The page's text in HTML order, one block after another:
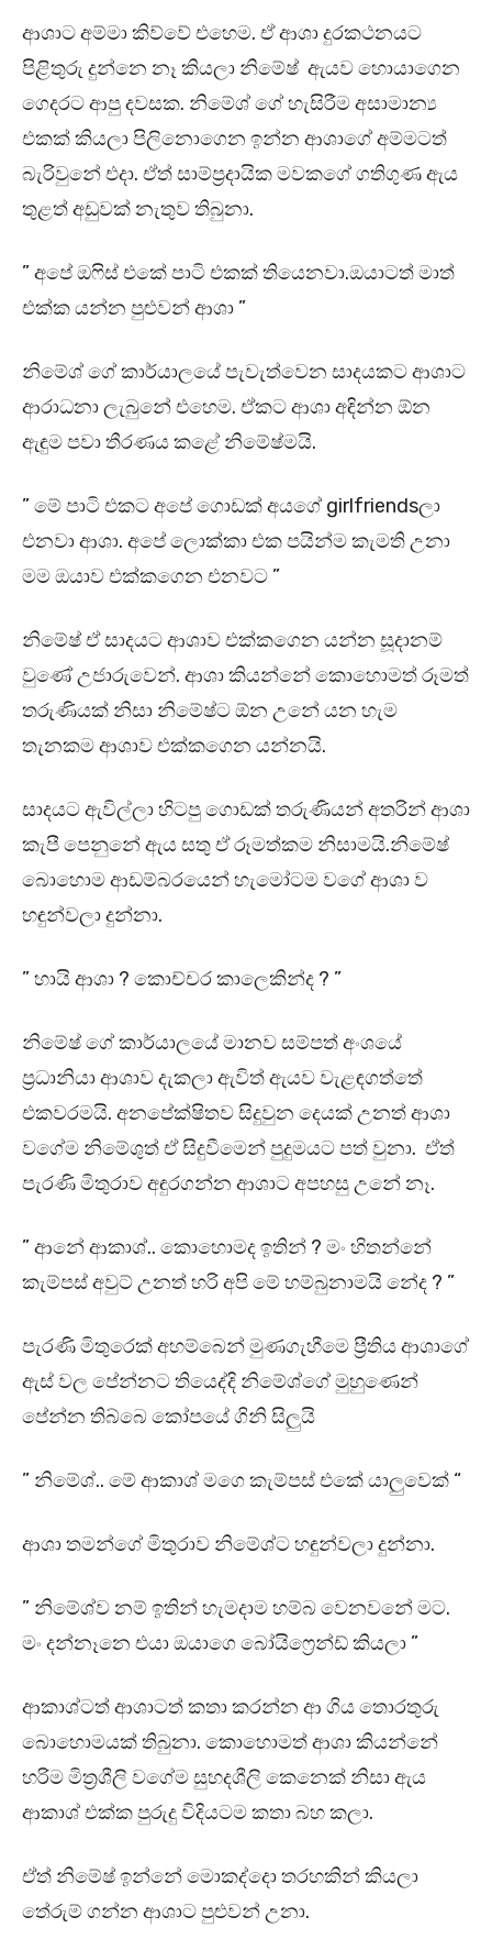
ආශාට අම්මා කිව්වේ එහෙම. ඒ ආශා දුරකථනයට
පිළිතුරු දුන්නෙ නෑ කියලා නිමේෂ් ඇයව හොයාගෙන
ගෙදරට ආපු දවසක. නිමේශ් ගේ හැසිරීම අසාමාන්‍ය
එකක් කියලා පිලිනොගෙන ඉන්න ආශාගේ අම්මටත්
බැරිවුනේ එදා. ඒත් සාම්ප්‍රදායික මවකගේ ගතිගුණ ඇය
තුළත් අඩුවක් නැතුව තිබුනා.
” අපේ ඔෆිස් එකේ පාටි එකක් තියෙනවා.ඔයාටත් මාත්
එක්ක යන්න පුළුවන් ආශා ”
නිමේශ් ගේ කාර්යාලයේ පැවැත්වෙන සාදයකට ආශාට
ආරාධනා ලැබුනේ එහෙම. ඒකට ආශා අඳින්න ඕන
ඇඳුම පවා තීරණය කළේ නිමේෂ්මයි.
” මේ පාටි එකට අපේ ගොඩක් අයගේ girlfriendsලා
එනවා ආශා. අපේ ලොක්කා එක පයින්ම කැමති උනා
මම ඔයාව එක්කගෙන එනවට ”
නිමේෂ් ඒ සාදයට ආශාව එක්කගෙන යන්න සූදානම්
වුණේ උජාරුවෙන්. ආශා කියන්නේ කොහොමත් රූමත්
තරුණියක් නිසා නිමේෂ්ට ඕන උනේ යන හැම
තැනකම ආශාව එක්කගෙන යන්නයි.
සාදයට ඇවිල්ලා හිටපු ගොඩක් තරුණියන් අතරින් ආශා
කැපී පෙනුනේ ඇය සතු ඒ රූමත්කම නිසාමයි.නිමේෂ්
බොහොම ආඩම්බරයෙන් හැමෝටම වගේ ආශා ව
හඳුන්වලා දුන්නා.
” හායි ආශා ? කොච්චර කාලෙකින්ද ? ”
නිමේෂ් ගේ කාර්යාලයේ මානව සම්පත් අංශයේ
ප්‍රධානියා ආශාව දැකලා ඇවිත් ඇයව වැළඳගත්තේ
එකවරමයි. අනපේක්ෂිතව සිදුවුන දෙයක් උනත් ආශා
වගේම නිමේශුත් ඒ සිදුවීමෙන් පුදුමයට පත් වුනා. ඒත්
පැරණි මිතුරාව අඳුරගන්න ආශාට අපහසු උනේ නෑ.
” ආනේ ආකාශ්.. කොහොමද ඉතින් ? මං හිතන්නේ
කැම්පස් අවුට් උනත් හරි අපි මේ හම්බුනාමයි නේද ? ”
පැරණි මිතුරෙක් අහම්බෙන් මුණගැහීමෙ ප්‍රීතිය ආශාගේ
ඇස් වල පේන්නට තියෙද්දි නිමේශ්ගේ මුහුණෙන්
පේන්න තිබ්බෙ කෝපයේ ගිනි සිලුයි
” නිමේශ්.. මේ ආකාශ් මගෙ කැම්පස් එකේ යාලුවෙක් “
ආශා තමන්ගේ මිතුරාව නිමේශ්ට හඳුන්වලා දුන්නා.
” නිමේශ්ව නම් ඉතින් හැමදාම හම්බ වෙනවනේ මට.
මං දන්නෑනෙ එයා ඔයාගෙ බෝයිෆ්‍රෙන්ඩ් කියලා ”
ආකාශ්ටත් ආශාටත් කතා කරන්න ආ ගිය තොරතුරු
බොහොමයක් තිබුනා. කොහොමත් ආශා කියන්නේ
හරිම මිත්‍රශීලි වගේම සුහදශීලි කෙනෙක් නිසා ඇය
ආකාශ් එක්ක පුරුදු විදියටම කතා බහ කලා.
ඒත් නිමේෂ් ඉන්නේ මොකද්දො තරහකින් කියලා
තේරුම් ගන්න ආශාට පුළුවන් උනා.